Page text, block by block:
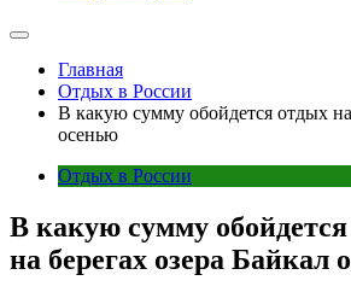
Главная
Отдых в России
В какую сумму обойдется отдых на
осенью
Отдых в России
В какую сумму
на берегах озера Байкал